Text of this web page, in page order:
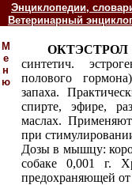
Энциклопедии,
Ветеринарный
М
е
н
ю
ОКТЭСТРОЛ
синтетич.
полового
запаха.
спирте, эфире,
маслах.
при
Дозы в мышцу:
собаке 0,001 г.
предохраняющей от